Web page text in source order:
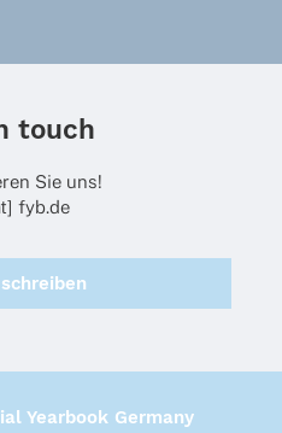
touch
Sie uns!
fyb.de
Yearbook Germany